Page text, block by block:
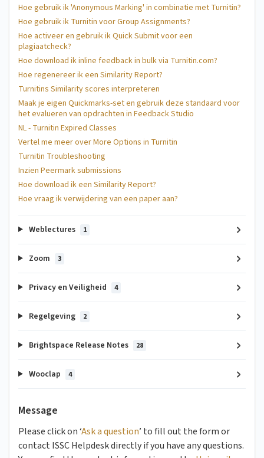
Hoe gebruik ik 'Anonymous Marking' in combinatie met Turnitin?
Hoe gebruik ik Turnitin voor Group Assignments?
Hoe activeer en gebruik ik Quick Submit voor een
plagiaatcheck?
Hoe download ik inline feedback in bulk via Turnitin.com?
Hoe regenereer ik een Similarity Report?
Turnitins Similarity scores interpreteren
Maak je eigen Quickmarks-set en gebruik deze standaard voor
het evalueren van opdrachten in Feedback Studio
NL - Turnitin Expired Classes
Vertel me meer over More Options in Turnitin
Turnitin Troubleshooting
Inzien Peermark submissions
Hoe download ik een Similarity Report?
Hoe vraag ik verwijdering van een paper aan?
Weblectures 1
Zoom 3
Privacy en Veiligheid 4
Regelgeving 2
Brightspace Release Notes 28
Wooclap 4
Message
Please click on ‘Ask a question’ to fill out the form or
contact ISSC Helpdesk directly if you have any questions.